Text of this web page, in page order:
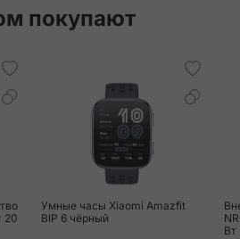
покупают
20
Умные часы Xiaomi Amazfit
BIP 6 чёрный
Вт